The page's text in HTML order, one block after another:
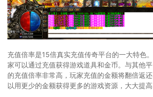
充值倍率是15倍真实充值传奇平台的一大特色
家可以通过充值获得游戏道具和金币。与其他
的充值倍率非常高，玩家充值的金额将翻倍返
以用更少的金额获得更多的游戏资源，大大提高